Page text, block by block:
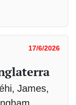
17/6/2026
James,